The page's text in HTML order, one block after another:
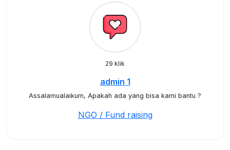
29 klik
admin 1
Assalamualaikum, Apakah ada yang bisa kami bantu ?
NGO / Fund raising